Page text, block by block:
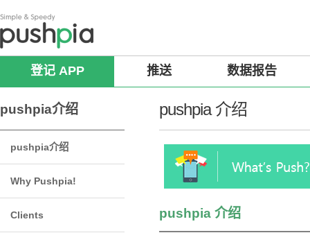
登记 APP 推送 数据报告
pushpia介绍
pushpia介绍
Why Pushpia!
Clients
pushpia 介绍
pushpia 介绍